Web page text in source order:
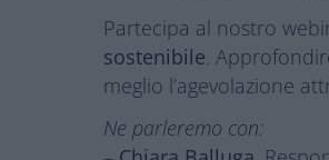
Partecipa al nostro
sostenibile.
meglio l’agevolazione
Ne parleremo con: